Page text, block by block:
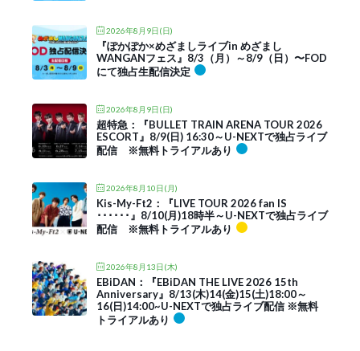
2026年8月9日(日)
『ぽかぽか×めざましライブin めざまし
WANGANフェス』8/3（月）～8/9（日）〜FOD
にて独占生配信決定
2026年8月9日(日)
超特急：『BULLET TRAIN ARENA TOUR 2026
ESCORT』8/9(日) 16:30～U-NEXTで独占ライブ
配信 ※無料トライアルあり
2026年8月10日(月)
Kis-My-Ft2：『LIVE TOUR 2026 fan IS
･･････』8/10(月)18時半～U-NEXTで独占ライブ
配信 ※無料トライアルあり
2026年8月13日(木)
EBiDAN：『EBiDAN THE LIVE 2026 15th
Anniversary』8/13(木)14(金)15(土)18:00～
16(日)14:00~U-NEXTで独占ライブ配信 ※無料
トライアルあり